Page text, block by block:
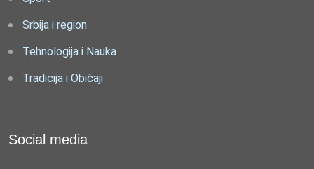
Srbija i region
Tehnologija i Nauka
Tradicija i Običaji
Social media